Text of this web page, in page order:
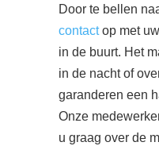
Door te bellen
contactop met
in de buurt. Het
in de nacht of
garanderen een
Onze
u graag over de